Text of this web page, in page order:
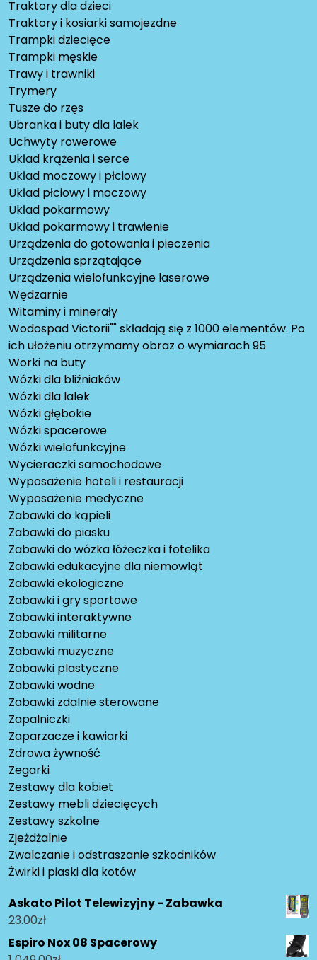
Traktory dla dzieci
Traktory i kosiarki samojezdne
Trampki dziecięce
Trampki męskie
Trawy i trawniki
Trymery
Tusze do rzęs
Ubranka i buty dla lalek
Uchwyty rowerowe
Układ krążenia i serce
Układ moczowy i płciowy
Układ płciowy i moczowy
Układ pokarmowy
Układ pokarmowy i trawienie
Urządzenia do gotowania i pieczenia
Urządzenia sprzątające
Urządzenia wielofunkcyjne laserowe
Wędzarnie
Witaminy i minerały
Wodospad Victorii"" składają się z 1000 elementów. Po
ich ułożeniu otrzymamy obraz o wymiarach 95
Worki na buty
Wózki dla bliźniaków
Wózki dla lalek
Wózki głębokie
Wózki spacerowe
Wózki wielofunkcyjne
Wycieraczki samochodowe
Wyposażenie hoteli i restauracji
Wyposażenie medyczne
Zabawki do kąpieli
Zabawki do piasku
Zabawki do wózka łóżeczka i fotelika
Zabawki edukacyjne dla niemowląt
Zabawki ekologiczne
Zabawki i gry sportowe
Zabawki interaktywne
Zabawki militarne
Zabawki muzyczne
Zabawki plastyczne
Zabawki wodne
Zabawki zdalnie sterowane
Zapalniczki
Zaparzacze i kawiarki
Zdrowa żywność
Zegarki
Zestawy dla kobiet
Zestawy mebli dziecięcych
Zestawy szkolne
Zjeżdżalnie
Zwalczanie i odstraszanie szkodników
Żwirki i piaski dla kotów
Askato Pilot Telewizyjny - Zabawka
23.00zł
Espiro Nox 08 Spacerowy